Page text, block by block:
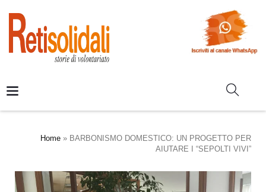
Home » BARBONISMO DOMESTICO: UN PROGETTO PER
AIUTARE I “SEPOLTI VIVI”